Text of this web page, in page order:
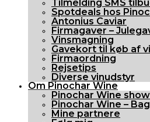
Tilmelding SMS
Spotdeals hos
Antonius Caviar
Firmagaver –
Vinsmagning
Gavekort til køb af
Firmaordning
Rejsetips
Diverse vinudstyr
Om Pinochar Wine
Pinochar Wine
Pinochar Wine –
Mine partnere